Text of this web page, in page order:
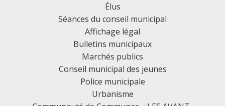
Élus
Séances du conseil municipal
Affichage légal
Bulletins municipaux
Marchés publics
Conseil municipal des jeunes
Police municipale
Urbanisme